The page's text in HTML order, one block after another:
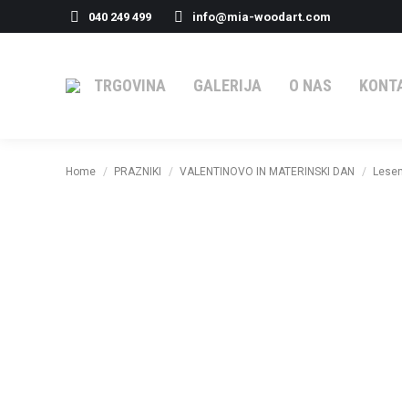
040 249 499 info@mia-woodart.com
TRGOVINA GALERIJA O NAS
You are here:
Home PRAZNIKI VALENTINOVO IN MATERINSKI DAN